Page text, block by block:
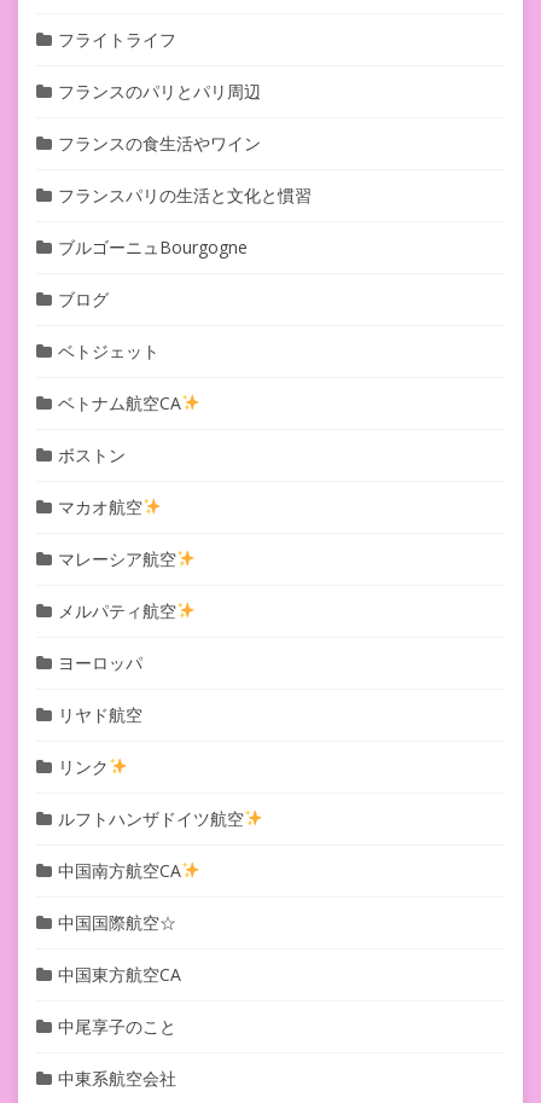
フライトライフ
フランスのパリとパリ周辺
フランスの食生活やワイン
フランスパリの生活と文化と慣習
ブルゴーニュBourgogne
ブログ
ベトジェット
ベトナム航空CA
ボストン
マカオ航空
マレーシア航空
メルパティ航空
ヨーロッパ
リヤド航空
リンク
ルフトハンザドイツ航空
中国南方航空CA
中国国際航空☆
中国東方航空CA
中尾享子のこと
中東系航空会社